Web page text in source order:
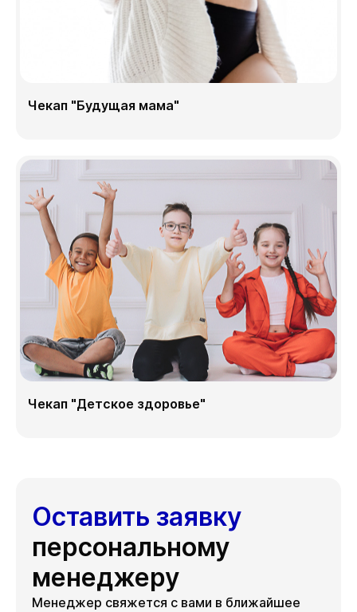
Чекап "Будущая мама"
Чекап "Детское здоровье"
Оставить заявку
персональному
менеджеру
Менеджер свяжется с вами в ближайшее